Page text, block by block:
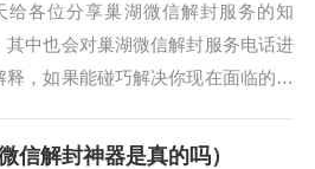
给各位分享巢湖微信解封服务的知
其中也会对巢湖微信解封服务电话进
释，如果能碰巧解决你现在面临的问
开始吧！本文目录一览：1、微信封
信解封神器是真的吗）